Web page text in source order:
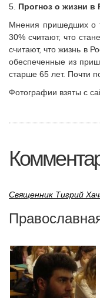
5. Прогноз о жизни в
Мнения пришедших о
30% считают, что
считают, что жизнь в
обеспеченные из
старше 65 лет. Почти
Фотографии взяты с
Священник Тигрий